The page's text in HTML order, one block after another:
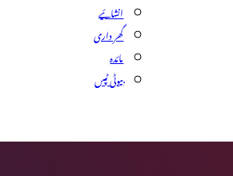
انشائیے
گھر داری
مائدہ
بیوٹی ٹپس